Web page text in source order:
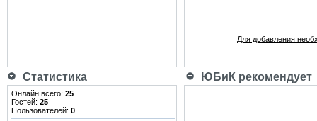
Для добавления
Статистика ЮБиК рекомендует
Онлайн всего: 25
Гостей: 25
Пользователей: 0